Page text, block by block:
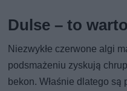
Dulse – to
Niezwykłe czerwone algi
podsmażeniu zyskują
bekon. Właśnie dlatego